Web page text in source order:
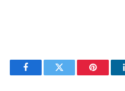
FacebookTwitter Pinterest